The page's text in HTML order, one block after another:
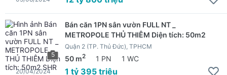
5
Bán căn 1PN sân vườn FULL NT _
METROPOLE THỦ THIÊM Diện tích: 50m2
SHR
Quận 2 (TP. Thủ Đức), TPHCM
50 m2 1 PN 1 WC
1 tỷ 395 triệu
20/04/2024